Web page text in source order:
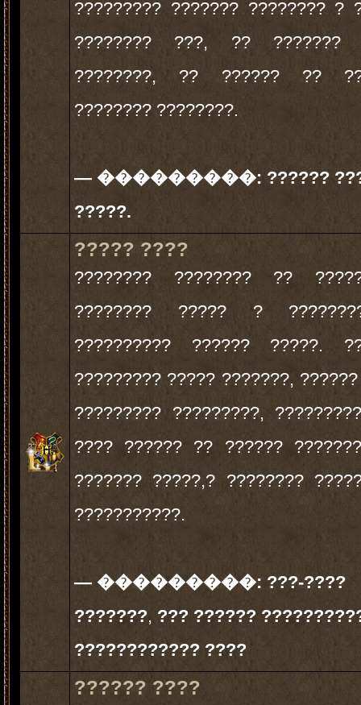
????????? ??????? ???????? ?
???????? ???, ?? ???????
????????, ?? ?????? ??
???????? ????????.
— ���������: ??????
?????.
????? ????
???????? ???????? ??
???????? ????? ?
?????????? ?????? ?????.
????????? ????? ???????,
????????? ?????????,
???? ?????? ?? ??????
??????? ?????,? ????????
???????????.
— ���������: ???-????
???????, ??? ??????
???????????? ????
?????? ????